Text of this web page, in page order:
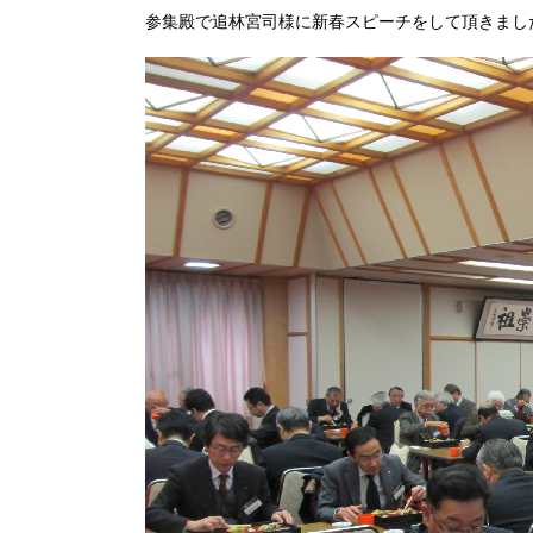
参集殿で追林宮司様に新春スピーチをして頂きまし